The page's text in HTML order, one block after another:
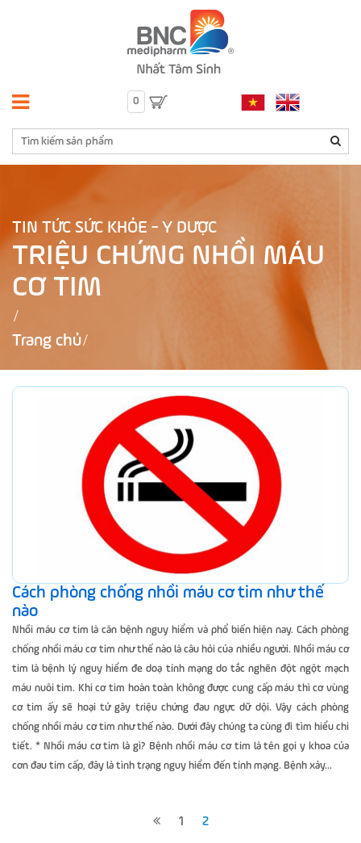
0
TIN TỨC SỨC KHỎE - Y DƯỢC
TRIỆU CHỨNG NHỒI MÁU
CƠ TIM
Trang chủ
Cách phòng chống nhồi máu cơ tim như thế
nào
Nhồi máu cơ tim là căn bệnh nguy hiểm và phổ biến hiện nay. Cách phòng
chống nhồi máu cơ tim như thế nào là câu hỏi của nhiều người. Nhồi máu cơ
tim là bệnh lý nguy hiểm đe doạ tính mạng do tắc nghẽn đột ngột mạch
máu nuôi tim. Khi cơ tim hoàn toàn không được cung cấp máu thì cơ vùng
cơ tim ấy sẽ hoại tử gây triệu chứng đau ngực dữ dội. Vậy cách phòng
chống nhồi máu cơ tim như thế nào. Dưới đây chúng ta cùng đi tìm hiểu chi
tiết. * Nhồi máu cơ tim là gì? Bệnh nhồi máu cơ tim là tên gọi y khoa của
cơn đau tim cấp, đây là tình trạng nguy hiểm đến tính mạng. Bệnh xảy...
1 2